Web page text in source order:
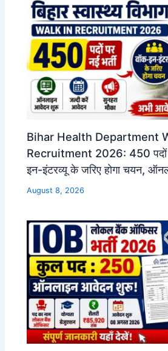
Bihar Health Department
Recruitment 2026: 450 पदों
इन-इंटरव्यू के जरिए होगा चयन,
August 8, 2026